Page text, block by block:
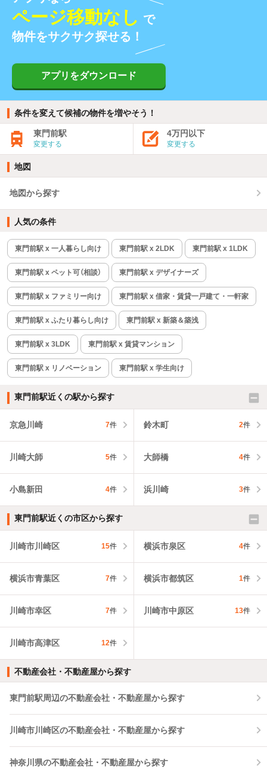
ページ移動なし で
物件をサクサク探せる！
アプリをダウンロード
条件を変えて候補の物件を増やそう！
東門前駅
変更する
4万円以下
変更する
地図
地図から探す
人気の条件
東門前駅 x 一人暮らし向け 東門前駅 x 2LDK 東門前駅 x 1LDK
東門前駅 x ペット可（相談） 東門前駅 x デザイナーズ
東門前駅 x ファミリー向け 東門前駅 x 借家・賃貸一戸建て・一軒家
東門前駅 x ふたり暮らし向け 東門前駅 x 新築＆築浅
東門前駅 x 3LDK 東門前駅 x 賃貸マンション
東門前駅 x リノベーション 東門前駅 x 学生向け
東門前駅近くの駅から探す
京急川崎 7件 鈴木町 2件
川崎大師 5件 大師橋 4件
小島新田 4件 浜川崎 3件
東門前駅近くの市区から探す
川崎市川崎区 15件 横浜市泉区 4件
横浜市青葉区 7件 横浜市都筑区 1件
川崎市幸区 7件 川崎市中原区 13件
川崎市高津区 12件
不動産会社・不動産屋から探す
東門前駅周辺の不動産会社・不動産屋から探す
川崎市川崎区の不動産会社・不動産屋から探す
神奈川県の不動産会社・不動産屋から探す